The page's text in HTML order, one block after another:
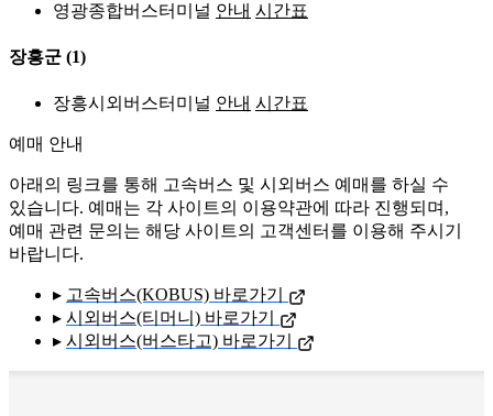
영광종합버스터미널 안내 시간표
장흥군 (1)
장흥시외버스터미널 안내 시간표
예매 안내
아래의 링크를 통해 고속버스 및 시외버스 예매를 하실 수
있습니다. 예매는 각 사이트의 이용약관에 따라 진행되며,
예매 관련 문의는 해당 사이트의 고객센터를 이용해 주시기
바랍니다.
▸ 고속버스(KOBUS) 바로가기
▸ 시외버스(티머니) 바로가기
▸ 시외버스(버스타고) 바로가기